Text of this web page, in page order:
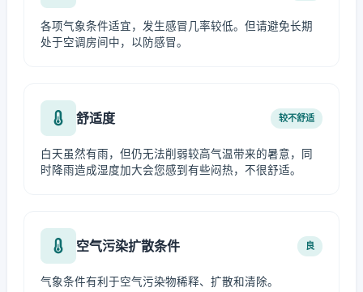
各项气象条件适宜，发生感冒几率较低。但请避免长期
处于空调房间中，以防感冒。
舒适度 较不舒适
白天虽然有雨，但仍无法削弱较高气温带来的暑意，同
时降雨造成湿度加大会您感到有些闷热，不很舒适。
空气污染扩散条件 良
气象条件有利于空气污染物稀释、扩散和清除。